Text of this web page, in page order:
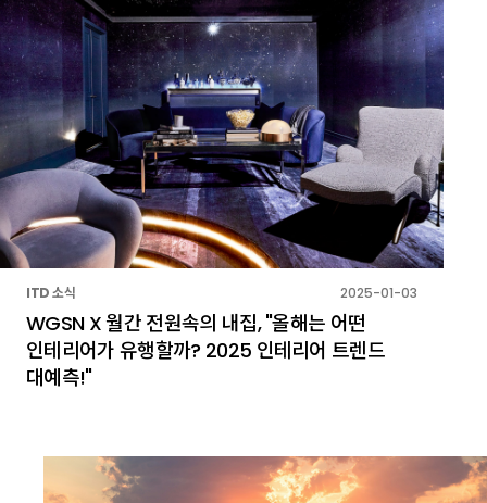
ITD 소식 2025-01-03
WGSN X 월간 전원속의 내집, "올해는 어떤
인테리어가 유행할까? 2025 인테리어 트렌드
대예측!"